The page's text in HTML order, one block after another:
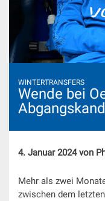
WINTERTRANSFERS
Wende bei
4. Januar 2024 von
Mehr als zwei
zwischen dem